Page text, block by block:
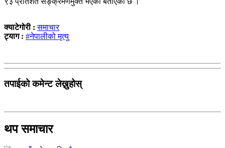
क्याटेगोरी :समाचार
ट्याग : #नेपालीको मृत्यु
तपाईको कमेन्ट लेख्नुहोस्
थप समाचार